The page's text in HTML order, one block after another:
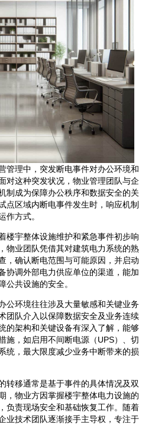
管理中，突发断电事件对办公环境和
对这种突发状况，物业管理团队与企
制成为保障办公秩序和数据安全的关
点区域内断电事件发生时，响应机制
作方式。
楼宇整体设施维护和紧急事件初步响
物业团队凭借其对建筑电力系统的熟
，确认断电范围与可能原因，并启动
协调外部电力供应单位的渠道，能加
公共设施的安全。
公环境往往涉及大量敏感和关键业务
团队介入以保障数据安全及业务连续
的架构和关键设备有深入了解，能够
施，如启用不间断电源（UPS）、切
统，最大限度减少业务中断带来的损
转移通常是基于事件的具体情况及双
，物业方因掌握楼宇整体电力设施的
负责现场安全和基础恢复工作。随着
业技术团队逐渐接手主导权，专注于